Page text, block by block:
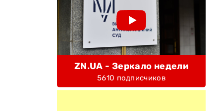
ZN.UA - Зеркало недели
5610 подписчиков